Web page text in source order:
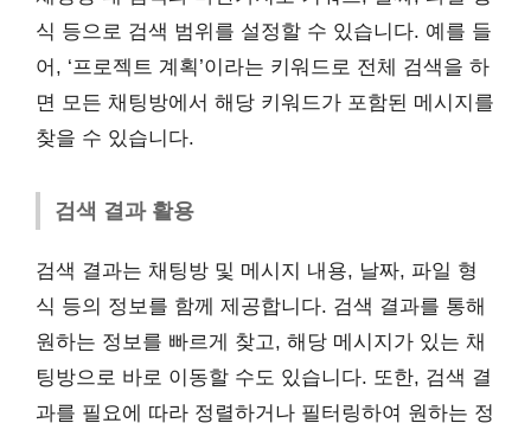
식 등으로 검색 범위를 설정할 수 있습니다. 예를 들
어, ‘프로젝트 계획’이라는 키워드로 전체 검색을 하
면 모든 채팅방에서 해당 키워드가 포함된 메시지를
찾을 수 있습니다.
검색 결과 활용
검색 결과는 채팅방 및 메시지 내용, 날짜, 파일 형
식 등의 정보를 함께 제공합니다. 검색 결과를 통해
원하는 정보를 빠르게 찾고, 해당 메시지가 있는 채
팅방으로 바로 이동할 수도 있습니다. 또한, 검색 결
과를 필요에 따라 정렬하거나 필터링하여 원하는 정